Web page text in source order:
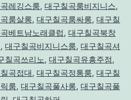
레깅스룸, 대구칠곡룸비지니스,
룸살롱, 대구칠곡룸싸롱, 대구칠
베트남노래클럽, 대구칠곡북창
, 대구칠곡비지니스룸, 대구칠곡셔
칠곡쓰리노, 대구칠곡유흥주점,
곡접대, 대구칠곡정통룸, 대구칠
룸, 대구칠곡풀사롱, 대구칠곡풀